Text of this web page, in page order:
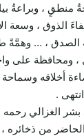
منطقٍ ، وبراعةُ
الذوق ، وسعة
الصدق ، … وهمَّةً
ومحافظة على
أخلاقه وسماحة
.
الغزالي رحمه
الحاضر من